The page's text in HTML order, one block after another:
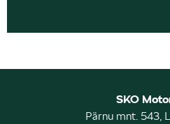
SKO
Pärnu mnt. 543,